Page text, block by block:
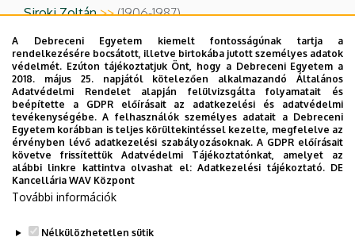
Siroki Zoltán>>(1906-1987)
T
Tormay Béla >>(1839-1906)
U
Ubrizsy Gábor>>(1919-1973)
V
A Debreceni Egyetem kiemelt fontosságúnak tartja a
rendelkezésére bocsátott, illetve birtokába jutott személyes adatok
védelmét. Ezúton tájékoztatjuk Önt, hogy a Debreceni Egyetem a
2018. május 25. napjától kötelezően alkalmazandó Általános
Adatvédelmi Rendelet alapján felülvizsgálta folyamatait és
beépítette a GDPR előírásait az adatkezelési és adatvédelmi
tevékenységébe. A felhasználók személyes adatait a Debreceni
Egyetem korábban is teljes körültekintéssel kezelte, megfelelve az
érvényben lévő adatkezelési szabályozásoknak. A GDPR előírásait
követve frissítettük Adatvédelmi Tájékoztatónkat, amelyet az
alábbi linkre kattintva olvashat el:Adatkezelési tájékoztató. DE
Kancellária WAV Központ
További információk
Nélkülözhetetlen sütik